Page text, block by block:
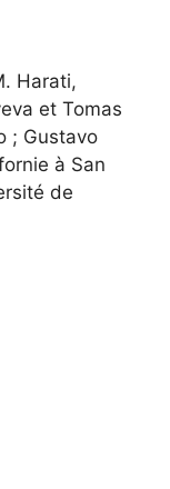
Harati,
et Tomas
; Gustavo
à San
de